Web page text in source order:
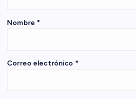
e
n
Nombre *
Correo electrónico *